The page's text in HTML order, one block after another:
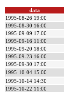
data
1995-08-26 19:00
1995-08-30 16:00
1995-09-09 17:00
1995-09-16 11:00
1995-09-20 18:00
1995-09-23 16:00
1995-09-30 17:00
1995-10-04 15:00
1995-10-14 14:30
1995-10-22 11:00